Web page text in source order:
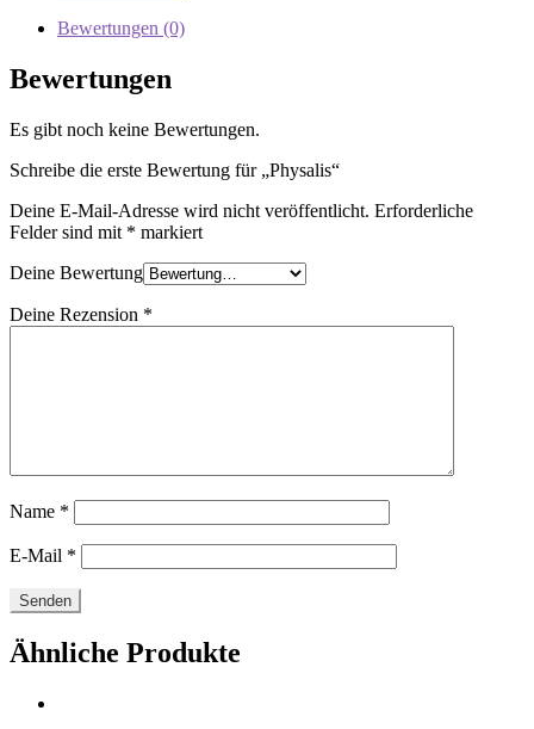
Bewertungen (0)
Bewertungen
Es gibt noch keine Bewertungen.
Schreibe die erste Bewertung für „Physalis“
Deine E-Mail-Adresse wird nicht veröffentlicht. Erforderliche
Felder sind mit * markiert
Deine Bewertung
Deine Rezension *
Name *
E-Mail *
Ähnliche Produkte